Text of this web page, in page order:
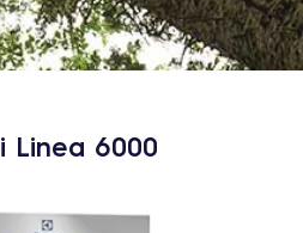
Linea 6000